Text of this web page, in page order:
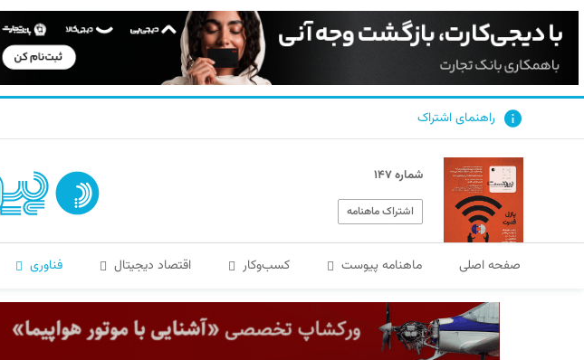
راهنمای اشتراک
شماره ۱۴۷
اشتراک ماهنامه
صفحه اصلی ماهنامه پیوست کسب‌و‌کار اقتصاد دیجیتال فناوری